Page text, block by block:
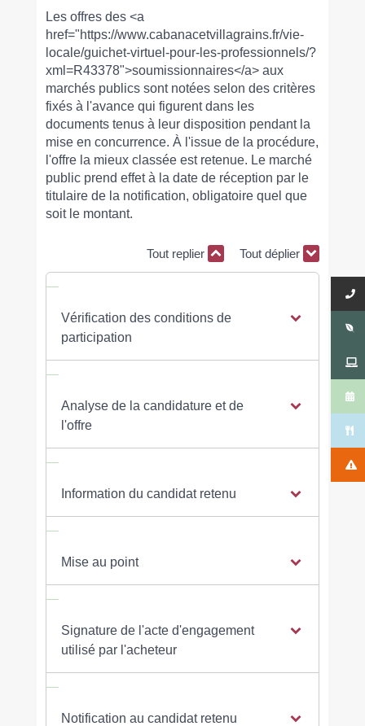
Les offres des <a
href="https://www.cabanacetvillagrains.fr/vie-
locale/guichet-virtuel-pour-les-professionnels/?
xml=R43378">soumissionnaires</a> aux
marchés publics sont notées selon des critères
fixés à l'avance qui figurent dans les
documents tenus à leur disposition pendant la
mise en concurrence. À l'issue de la procédure,
l'offre la mieux classée est retenue. Le marché
public prend effet à la date de réception par le
titulaire de la notification, obligatoire quel que
soit le montant.
Tout replier Tout déplier
Vérification des conditions de
participation
Analyse de la candidature et de
l'offre
Information du candidat retenu
Mise au point
Signature de l'acte d'engagement
utilisé par l'acheteur
Notification au candidat retenu